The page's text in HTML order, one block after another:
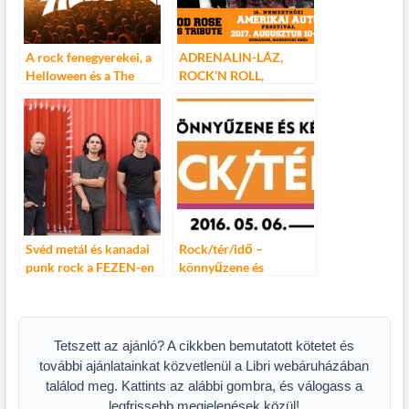
A rock fenegyerekei, a
Helloween és a The
Road Fest-re
ADRENALIN-LÁZ,
ROCK’N ROLL,
AMERIKAI AUTÓ
FESZTIVÁL
Svéd metál és kanadai
punk rock a FEZEN-en
Rock/tér/idő –
könnyűzene és
Tetszett az ajánló? A cikkben bemutatott kötetet és
további ajánlatainkat közvetlenül a Libri webáruházában
találod meg. Kattints az alábbi gombra, és válogass a